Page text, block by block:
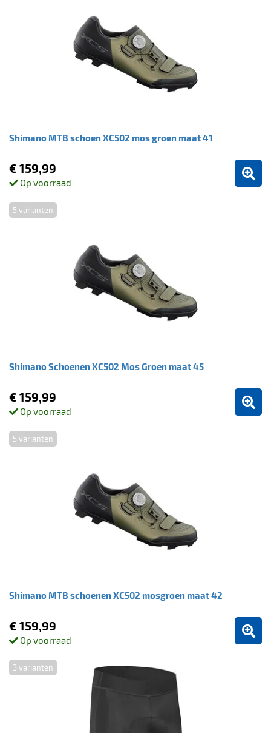
Shimano MTB schoen XC502 mos groen maat 41
€ 159,99
Op voorraad
Shimano Schoenen XC502 Mos Groen maat 45
5 varianten
€ 159,99
Op voorraad
Shimano MTB schoenen XC502 mosgroen maat 42
5 varianten
€ 159,99
Op voorraad
3 varianten